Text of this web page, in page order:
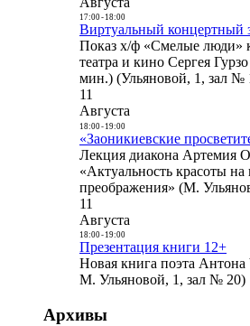
17:00- 18:00
Виртуальный концертный
Показ х/ф «Смелые люди»
театра и кино Сергея
мин.) (Ульяновой, 1, зал №
11
Августа
18:00- 19:00
«Заоникиевские
Лекция диакона Артемия
«Актуальность красоты на
преображения» (М.
11
Августа
18:00- 19:00
Презентация книги 12+
Новая книга поэта
М. Ульяновой, 1, зал № 20)
Архивы